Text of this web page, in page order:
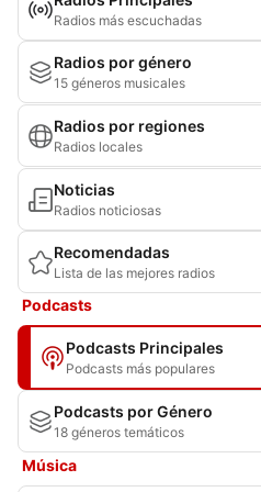
Radios más escuchadas
Radios por género
15 géneros musicales
Radios por regiones
Radios locales
Noticias
Radios noticiosas
Recomendadas
Lista de las mejores radios
Podcasts
Podcasts Principales
Podcasts más populares
Podcasts por Género
18 géneros temáticos
Música